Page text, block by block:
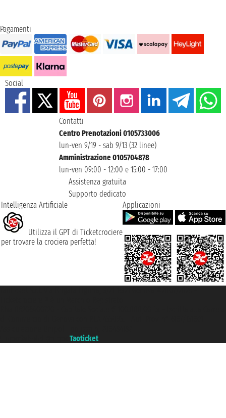
Pagamenti
Social
Contatti
Centro Prenotazioni 0105733006
lun-ven 9/19 - sab 9/13 (32 linee)
Amministrazione 0105704878
lun-ven 09:00 - 12:00 e 15:00 - 17:00
Assistenza gratuita
Supporto dedicato
Intelligenza Artificiale
Utilizza il GPT di Ticketcrociere
per trovare la crociera perfetta!
Applicazioni
Taoticket